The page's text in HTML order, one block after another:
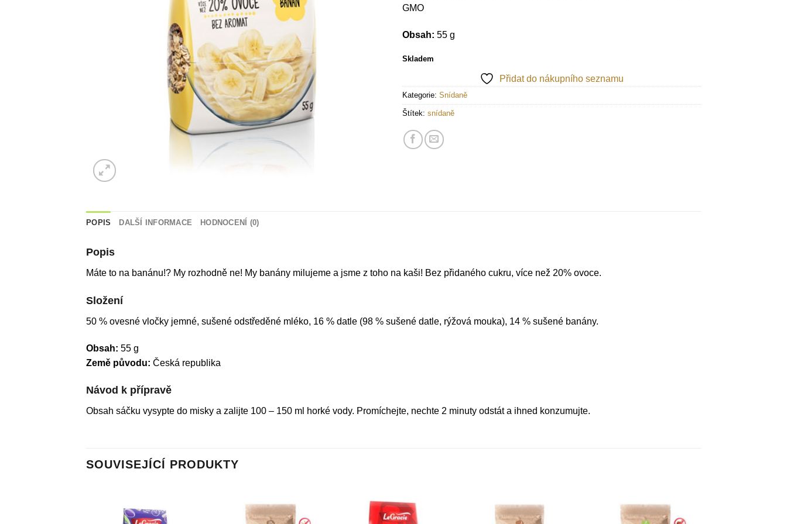
GMO
Obsah: 55 g
Skladem
Přidat do nákupního seznamu
Kategorie: Snídaně
Štítek: snídaně
POPIS DALŠÍ INFORMACE HODNOCENÍ (0)
Popis
Máte to na banánu!? My rozhodně ne! My banány milujeme a jsme z toho na kaši! Bez přidaného cukru, více než 20% ovoce.
Složení
50 % ovesné vločky jemné, sušené odstředěné mléko, 16 % datle (98 % sušené datle, rýžová mouka), 14 % sušené banány.
Obsah: 55 g
Země původu: Česká republika
Návod k přípravě
Obsah sáčku vysypte do misky a zalijte 100 – 150 ml horké vody. Promíchejte, nechte 2 minuty odstát a ihned konzumujte.
SOUVISEJÍCÍ PRODUKTY
Přidat do
Přidat do
Přidat do
Přidat do
Přidat do